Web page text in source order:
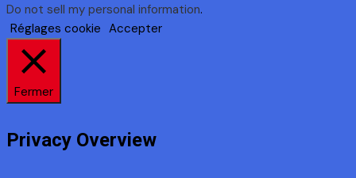
Do not sell my personal information.
Réglages cookie Accepter
Fermer
Privacy Overview